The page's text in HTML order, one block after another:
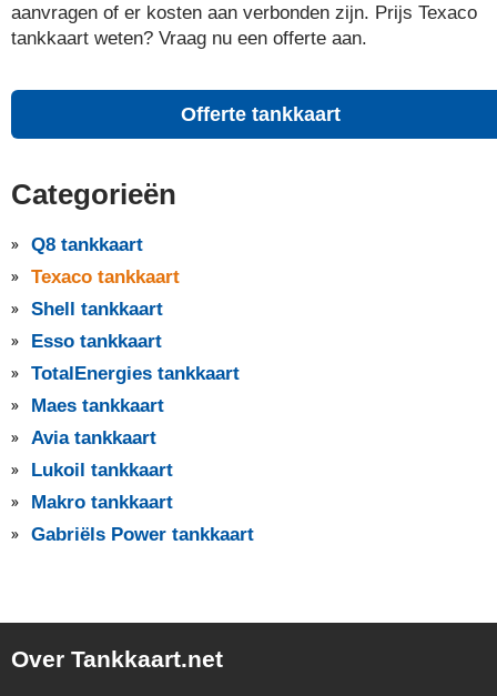
aanvragen of er kosten aan verbonden zijn. Prijs Texaco
tankkaart weten? Vraag nu een offerte aan.
Offerte tankkaart
Categorieën
Q8 tankkaart
Texaco tankkaart
Shell tankkaart
Esso tankkaart
TotalEnergies tankkaart
Maes tankkaart
Avia tankkaart
Lukoil tankkaart
Makro tankkaart
Gabriëls Power tankkaart
Over Tankkaart.net